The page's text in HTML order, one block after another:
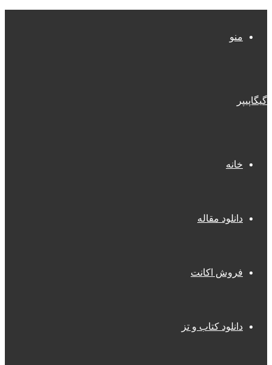
منو
گیگاپیپر
خانه
دانلود مقاله
فروش اکانت
دانلود کتاب و تز